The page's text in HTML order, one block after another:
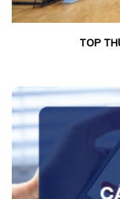
TOP